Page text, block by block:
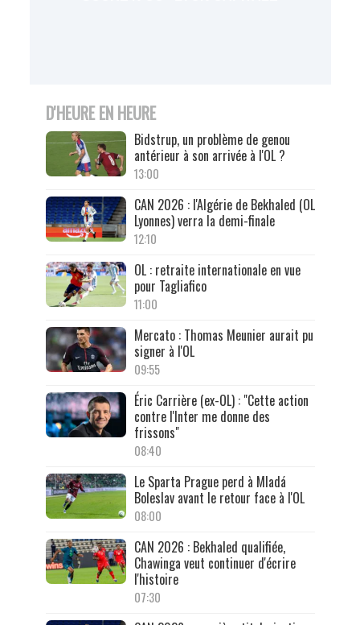
D'HEURE EN HEURE
Bidstrup, un problème de genou
antérieur à son arrivée à l'OL ?
13:00
CAN 2026 : l'Algérie de Bekhaled (OL
Lyonnes) verra la demi-finale
12:10
OL : retraite internationale en vue
pour Tagliafico
11:00
Mercato : Thomas Meunier aurait pu
signer à l'OL
09:55
Éric Carrière (ex-OL) : "Cette action
contre l'Inter me donne des
frissons"
08:40
Le Sparta Prague perd à Mladá
Boleslav avant le retour face à l'OL
08:00
CAN 2026 : Bekhaled qualifiée,
Chawinga veut continuer d'écrire
l'histoire
07:30